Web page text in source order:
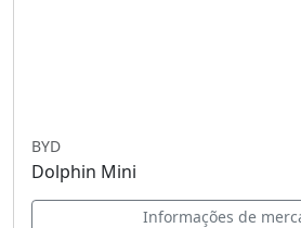
BYD
Dolphin Mini
Informações de